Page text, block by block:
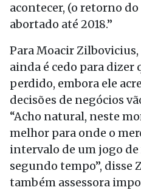
acontecer, (o retorno
abortado até 2018.”
Para Moacir
ainda é cedo para dizer
perdido, embora ele
decisões de negócios
“Acho natural, neste
melhor para onde o
intervalo de um jogo
segundo tempo”, disse
também assessora